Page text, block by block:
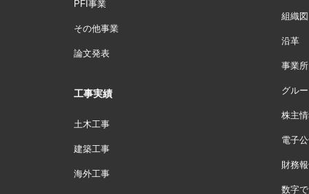
PFI事業
その他事業
論文発表
工事実績
土木工事
建築工事
海外工事
組織図
沿革
事業所
グル
株主
電子
財務
数字